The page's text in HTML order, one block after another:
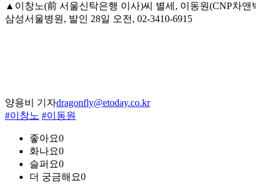
▲이창노(前 서울신탁은행 이사)씨 별세, 이동원(CNP차
삼성서울병원, 발인 28일 오전, 02-3410-6915
양용비 기자dragonfly@etoday.co.kr
#이창노 #이동원
좋아요0
화나요0
슬퍼요0
더 궁금해요0